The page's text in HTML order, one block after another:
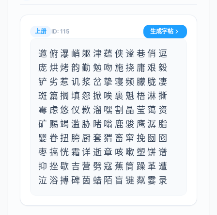
上册 ID: 115 生成字帖
邀俯瀑峭躯津蕴侠谧巷俏逗
庞烘烤韵勤勉吻施挠庸艰毅
铲劣惹讥浆岔挚寝频朦胧凄
斑篇搁填怨掀唉裹魁梧淋撕
霉虑悠仪歉溜嘿割晶莹蔼资
矿赐竭滥胁睹嗡鹿骏鹰潺脂
婴眷扭胯厨套猬畜窜挽囫囵
枣搞恍霜详逝章咳嗽塑饼谱
抑挫歇吉营劈寇蕉筒躁革遭
泣浴搏碑茵蜡陌盲键粼霎录